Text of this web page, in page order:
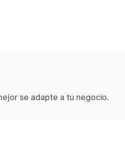
se adapte a tu negocio.